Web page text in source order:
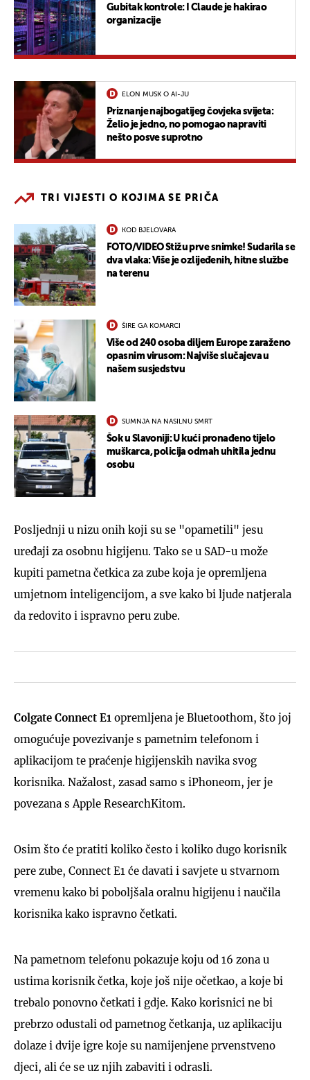
Gubitak kontrole: I Claude je hakirao
organizacije
ELON MUSK O AI-JU
Priznanje najbogatijeg čovjeka svijeta:
Želio je jedno, no pomogao napraviti
nešto posve suprotno
TRI VIJESTI O KOJIMA SE PRIČA
KOD BJELOVARA
FOTO/VIDEO Stižu prve snimke! Sudarila se
dva vlaka: Više je ozlijeđenih, hitne službe
na terenu
ŠIRE GA KOMARCI
Više od 240 osoba diljem Europe zaraženo
opasnim virusom: Najviše slučajeva u
našem susjedstvu
SUMNJA NA NASILNU SMRT
Šok u Slavoniji: U kući pronađeno tijelo
muškarca, policija odmah uhitila jednu
osobu
Posljednji u nizu onih koji su se "opametili" jesu
uređaji za osobnu higijenu. Tako se u SAD-u može
kupiti pametna četkica za zube koja je opremljena
umjetnom inteligencijom, a sve kako bi ljude natjerala
da redovito i ispravno peru zube.
Colgate Connect E1 opremljena je Bluetoothom, što joj
omogućuje povezivanje s pametnim telefonom i
aplikacijom te praćenje higijenskih navika svog
korisnika. Nažalost, zasad samo s iPhoneom, jer je
povezana s Apple ResearchKitom.
Osim što će pratiti koliko često i koliko dugo korisnik
pere zube, Connect E1 će davati i savjete u stvarnom
vremenu kako bi poboljšala oralnu higijenu i naučila
korisnika kako ispravno četkati.
Na pametnom telefonu pokazuje koju od 16 zona u
ustima korisnik četka, koje još nije očetkao, a koje bi
trebalo ponovno četkati i gdje. Kako korisnici ne bi
prebrzo odustali od pametnog četkanja, uz aplikaciju
dolaze i dvije igre koje su namijenjene prvenstveno
djeci, ali će se uz njih zabaviti i odrasli.